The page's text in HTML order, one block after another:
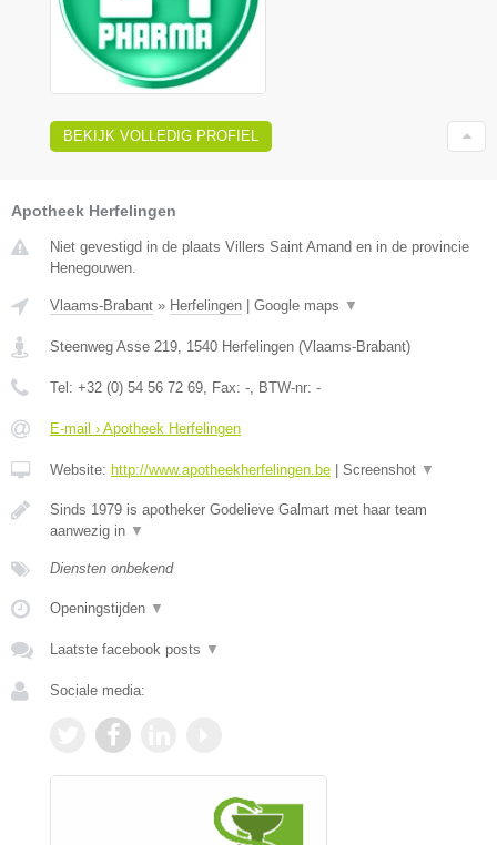
BEKIJK VOLLEDIG PROFIEL
Apotheek Herfelingen
Niet gevestigd in de plaats Villers Saint Amand en in de provincie
Henegouwen.
Vlaams-Brabant » Herfelingen Google maps ▼
Steenweg Asse 219 1540 Herfelingen (Vlaams-Brabant)
Tel: +32 (0) 54 56 72 69 , Fax: - , BTW-nr: -
E-mail › Apotheek Herfelingen
Website: http://www.apotheekherfelingen.be Screenshot ▼
Sinds 1979 is apotheker Godelieve Galmart met haar team
aanwezig in ▼
Diensten onbekend
Openingstijden ▼
Laatste facebook posts ▼
Sociale media: